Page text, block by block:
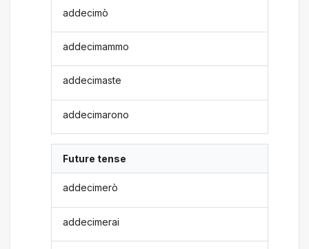
addecimò
addecimammo
addecimaste
addecimarono
Future tense
addecimerò
addecimerai